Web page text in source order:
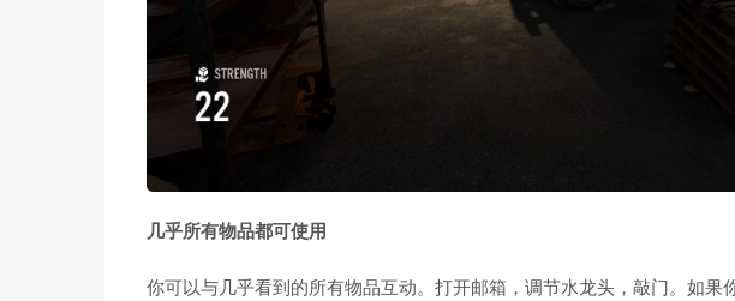
几乎所有物品都可使用
你可以与几乎看到的所有物品互动。打开邮箱，调节水龙头，敲门。如果